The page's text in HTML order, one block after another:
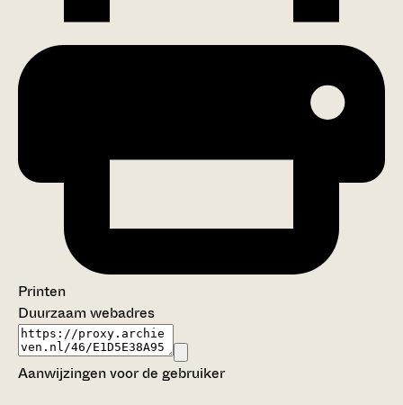
Printen
Duurzaam webadres
Aanwijzingen voor de gebruiker